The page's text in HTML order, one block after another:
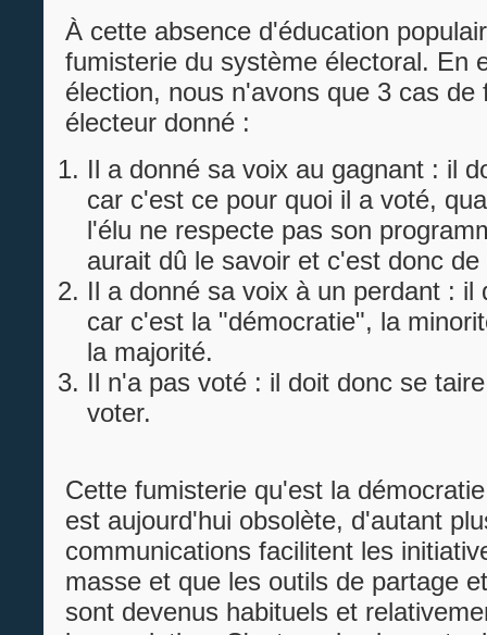
À cette absence d'éducation
fumisterie du système électoral. En
élection, nous n'avons que 3 cas de
électeur donné :
Il a donné sa voix au gagnant : il
car c'est ce pour quoi il a voté,
l'élu ne respecte pas son
aurait dû le savoir et c'est donc
Il a donné sa voix à un perdant : il
car c'est la "démocratie", la
la majorité.
Il n'a pas voté : il doit donc se
voter.
Cette fumisterie qu'est la
est aujourd'hui obsolète, d'autant
communications facilitent les
masse et que les outils de partage
sont devenus habituels et